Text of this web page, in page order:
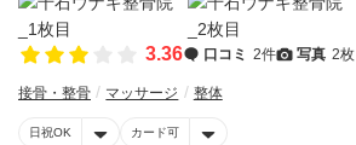
3.36 口コミ 2件 写真 2枚
接骨・整骨 マッサージ 整体
日祝OK カード可